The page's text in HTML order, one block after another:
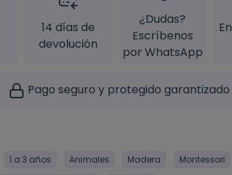
14 días de
devolución
¿Dudas?
Escríbenos
por WhatsApp
Pago seguro y protegido garantizado
1 a 3 años Animales Madera Montessori